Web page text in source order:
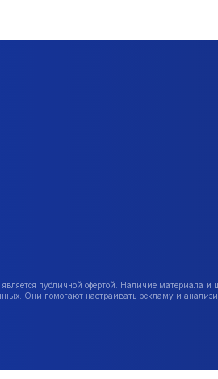
публичной офертой. Наличие материала и
Они помогают настраивать рекламу и